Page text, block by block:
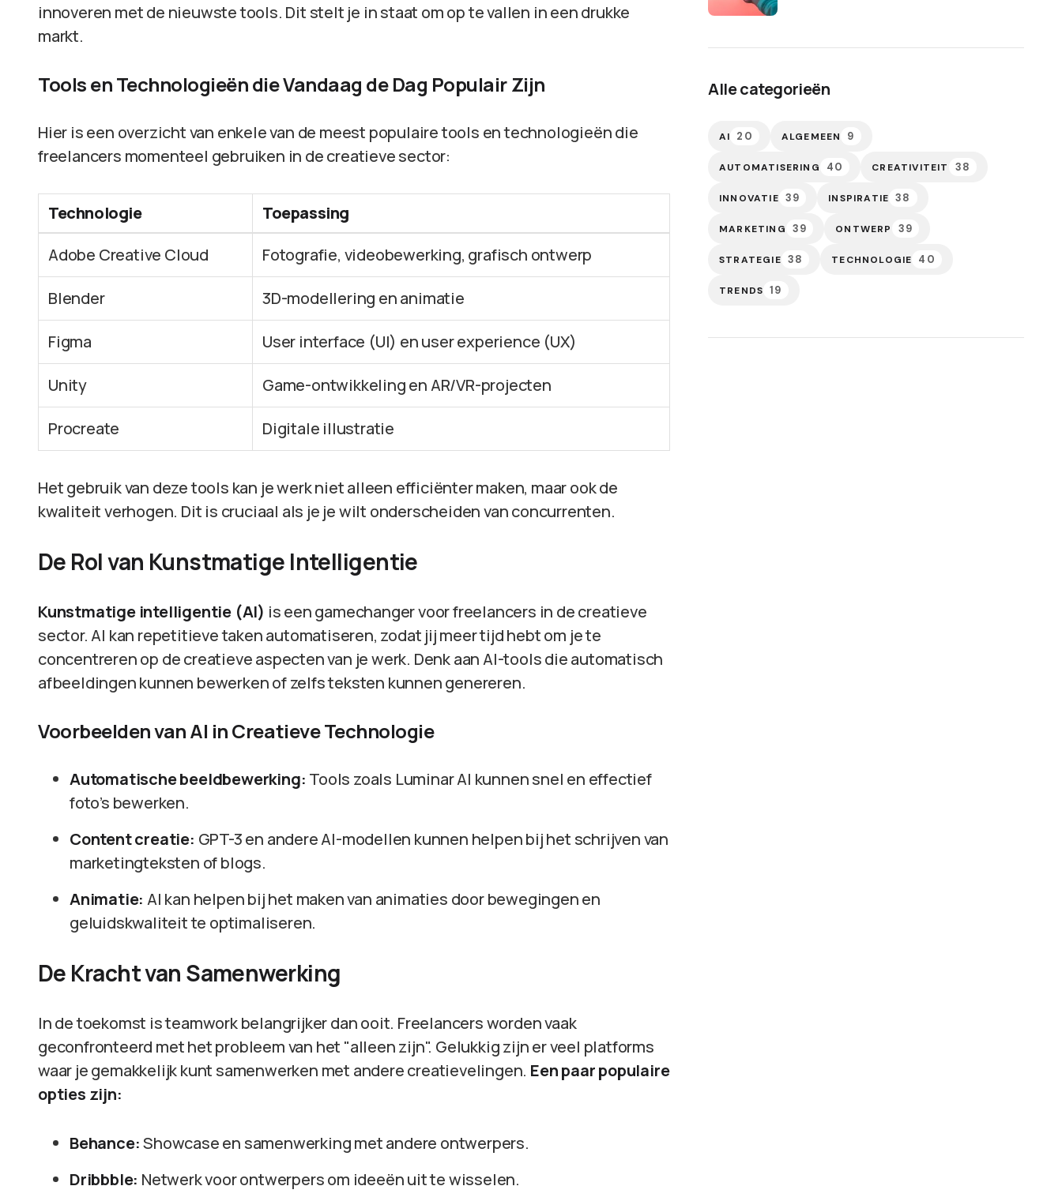
innoveren met de nieuwste tools. Dit stelt je in staat om op te vallen in een drukke
markt.
Tools en Technologieën die Vandaag de Dag Populair Zijn
Hier is een overzicht van enkele van de meest populaire tools en technologieën die
freelancers momenteel gebruiken in de creatieve sector:
Technologie
Toepassing
Adobe Creative Cloud
Fotografie, videobewerking, grafisch ontwerp
Blender 3D-modellering en animatie
Figma User interface (UI) en user experience (UX)
Unity Game-ontwikkeling en AR/VR-projecten
Procreate Digitale illustratie
Het gebruik van deze tools kan je werk niet alleen efficiënter maken, maar ook de
kwaliteit verhogen. Dit is cruciaal als je je wilt onderscheiden van concurrenten.
De Rol van Kunstmatige Intelligentie
Kunstmatige intelligentie (AI) is een gamechanger voor freelancers in de creatieve
sector. AI kan repetitieve taken automatiseren, zodat jij meer tijd hebt om je te
concentreren op de creatieve aspecten van je werk. Denk aan AI-tools die automatisch
afbeeldingen kunnen bewerken of zelfs teksten kunnen genereren.
Voorbeelden van AI in Creatieve Technologie
Automatische beeldbewerking: Tools zoals Luminar AI kunnen snel en effectief
foto’s bewerken.
Content creatie: GPT-3 en andere AI-modellen kunnen helpen bij het schrijven van
marketingteksten of blogs.
Animatie: AI kan helpen bij het maken van animaties door bewegingen en
geluidskwaliteit te optimaliseren.
De Kracht van Samenwerking
In de toekomst is teamwork belangrijker dan ooit. Freelancers worden vaak
geconfronteerd met het probleem van het "alleen zijn". Gelukkig zijn er veel platforms
waar je gemakkelijk kunt samenwerken met andere creatievelingen. Een paar populaire
opties zijn:
Behance:Showcase en samenwerking met andere ontwerpers.
Dribbble: Netwerk voor ontwerpers om ideeën uit te wisselen.
Alle categorieën
AI 20 ALGEMEEN 9
AUTOMATISERING 40 CREATIVITEIT 38
INNOVATIE 39 INSPIRATIE 38
MARKETING 39 ONTWERP 39
STRATEGIE 38 TECHNOLOGIE 40
TRENDS 19